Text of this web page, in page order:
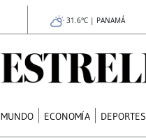
31.6°C | PANAMÁ
MUNDO ECONOMÍA DEPORTES